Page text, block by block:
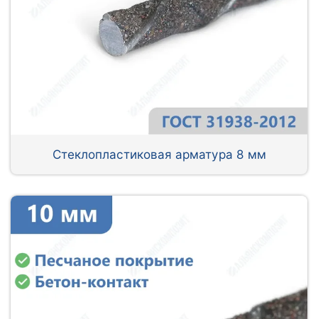
Стеклопластиковая арматура 8 мм